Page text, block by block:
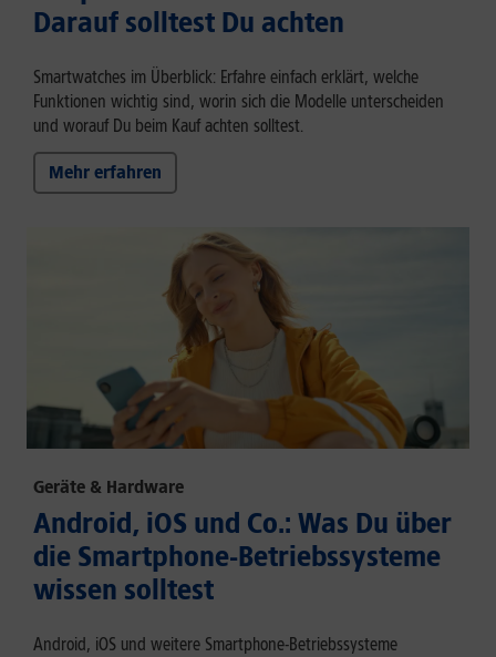
Darauf solltest Du achten
Smartwatches im Überblick: Erfahre einfach erklärt, welche
Funktionen wichtig sind, worin sich die Modelle unterscheiden
und worauf Du beim Kauf achten solltest.
Mehr erfahren
Geräte & Hardware
Android, iOS und Co.: Was Du über
die Smartphone-Betriebssysteme
wissen solltest
Android, iOS und weitere Smartphone-Betriebssysteme